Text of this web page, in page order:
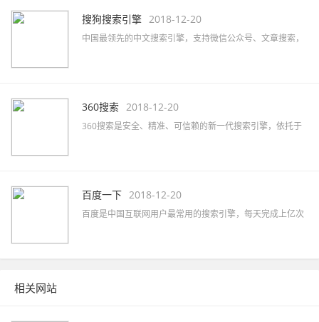
搜狗搜索引擎 2018-12-20
中国最领先的中文搜索引擎，支持微信公众号、文章搜索，
360搜索 2018-12-20
360搜索是安全、精准、可信赖的新一代搜索引擎，依托于
百度一下 2018-12-20
百度是中国互联网用户最常用的搜索引擎，每天完成上亿次
相关网站